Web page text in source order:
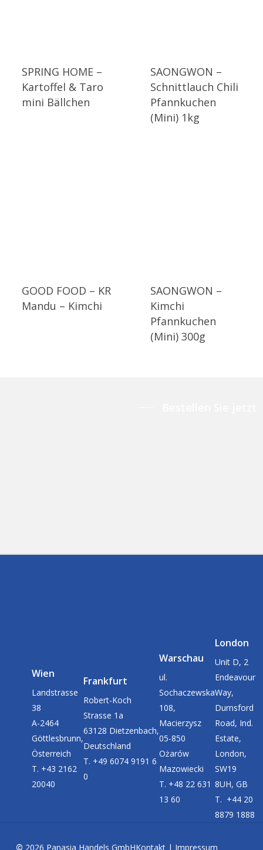
SPRING HOME –
Kartoffel & Taro
mini Bällchen
SAONGWON –
Schnittlauch Chili
Pfannkuchen
(Mini) 1kg
GOOD FOOD – KR
Mandu – Kimchi
SAONGWON –
Kimchi
Pfannkuchen
(Mini) 300g
Wien
Landstrasse
38
A-2464
Göttlesbrunn,
Österreich
T. +43 2162
20040
Frankfurt
Robert-Koch
Strasse 1a
63128 Dietzenbach,
Deutschland
T. +49 6074 9191 6
0
Warschau
ul.
Sochaczewska
108,
Macierzysz
05-850
Ożarów
Mazowiecki
T. +48 22 631
13 60
London
Unit D, 2
Endeavour
Way,
Durnsford
Road, Ind.
Estate,
London,
SW19
8UH, GB
T. +44 20
8879 1888
© 2026 Panasia Handels GmbHKontakt| Impressum